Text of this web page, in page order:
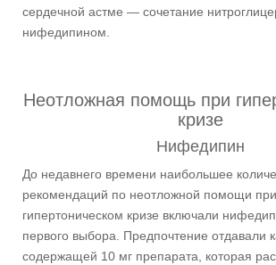
сердечной астме — сочетание
нифедипином.
Неотложная помощь при
кризе
Нифедипин
До недавнего времени наибольшее
рекомендаций по неотложной помощи при
гипертоническом кризе включали
первого выбора. Предпочтение отдавали
содержащей 10 мг препарата, которая